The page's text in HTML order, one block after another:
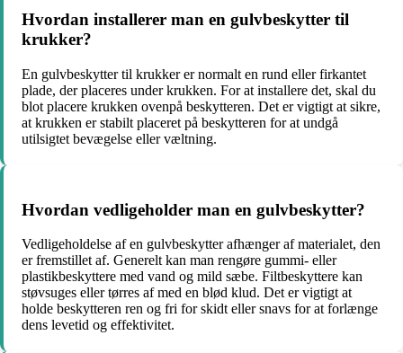
Hvordan installerer man en gulvbeskytter til
krukker?
En gulvbeskytter til krukker er normalt en rund eller firkantet
plade, der placeres under krukken. For at installere det, skal du
blot placere krukken ovenpå beskytteren. Det er vigtigt at sikre,
at krukken er stabilt placeret på beskytteren for at undgå
utilsigtet bevægelse eller væltning.
Hvordan vedligeholder man en gulvbeskytter?
Vedligeholdelse af en gulvbeskytter afhænger af materialet, den
er fremstillet af. Generelt kan man rengøre gummi- eller
plastikbeskyttere med vand og mild sæbe. Filtbeskyttere kan
støvsuges eller tørres af med en blød klud. Det er vigtigt at
holde beskytteren ren og fri for skidt eller snavs for at forlænge
dens levetid og effektivitet.